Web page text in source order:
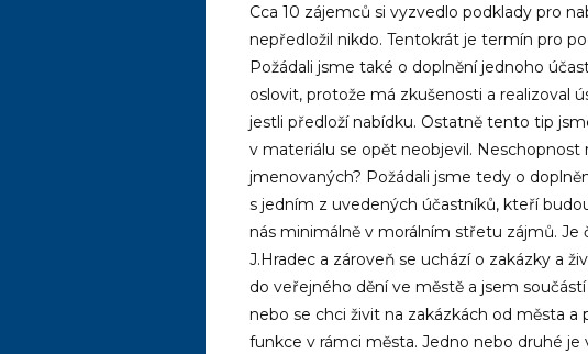
Cca 10 zájemců si vyzvedlo podklady pro
nepředložil nikdo. Tentokrát je termín pro
Požádali jsme také o doplnění jednoho
oslovit, protože má zkušenosti a realizoval
jestli předloží nabídku. Ostatně tento tip
v materiálu se opět neobjevil. Neschopnost
jmenovaných? Požádali jsme tedy o
s jedním z uvedených účastníků, kteří
nás minimálně v morálním střetu zájmů.
J.Hradec a zároveň se uchází o zakázky a
do veřejného dění ve městě a jsem
nebo se chci živit na zakázkách od města
funkce v rámci města. Jedno nebo druhé je